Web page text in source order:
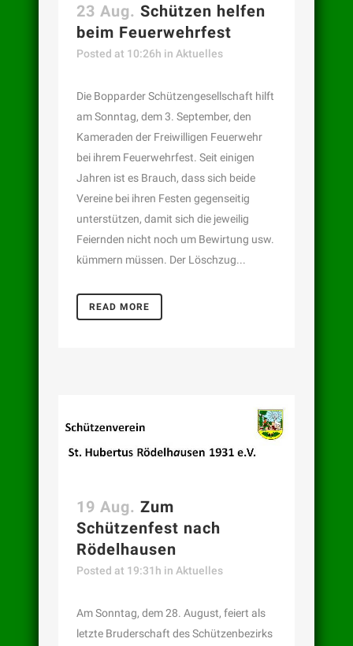
23 Aug. Schützen helfen
beim Feuerwehrfest
Posted at 10:26h in Aktuelles
Die Bopparder Schützengesellschaft hilft
am Sonntag, dem 3. September, den
Kameraden der Freiwilligen Feuerwehr
bei ihrem Feuerwehrfest. Seit einigen
Jahren ist es Brauch, dass sich beide
Vereine bei ihren Festen gegenseitig
unterstützen, damit sich die jeweilig
Feiernden nicht noch um Bewirtung usw.
kümmern müssen. Der Löschzug...
READ MORE
19 Aug. Zum
Schützenfest nach
Rödelhausen
Posted at 19:31h in Aktuelles
Am Sonntag, dem 28. August, feiert als
letzte Bruderschaft des Schützenbezirks